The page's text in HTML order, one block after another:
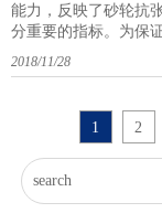
能力，反映了砂轮抗
分重要的指标。为保
检查方案为样本数
来的质量抽查发现，纤
2018/11/28
1 2